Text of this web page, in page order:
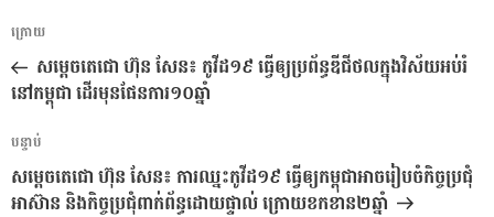
ការ​
នាំទិស​
ប្រកាស
អត្ថបទ
មុន
ក្រោយ
សម្ដេចតេជោ ហ៊ុន សែន៖ កូវីដ១៩ ធ្វើឲ្យប្រព័ន្ធឌីជីថលក្នុងវិស័យអប់រំ
នៅកម្ពុជា ដើរមុនផែនការ១០ឆ្នាំ
អត្ថបទ
បន្ទាប់
បន្ទាប់
សម្ដេចតេជោ ហ៊ុន​ សែន៖ ការឈ្នះកូវីដ១៩ ធ្វើឲ្យកម្ពុជាអាចរៀបចំកិច្ចប្រជុំ
អាស៊ាន និងកិច្ចប្រជុំពាក់ព័ន្ធដោយផ្ទាល់ ក្រោយខកខាន២ឆ្នាំ